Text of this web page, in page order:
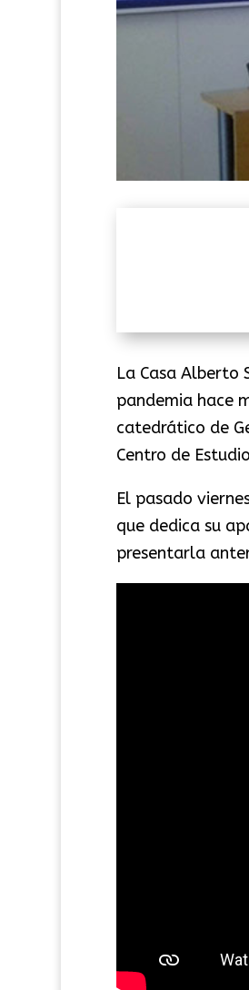
La Casa Alberto
pandemia hace
catedrático de
Centro de
El pasado
que dedica su
presentarla